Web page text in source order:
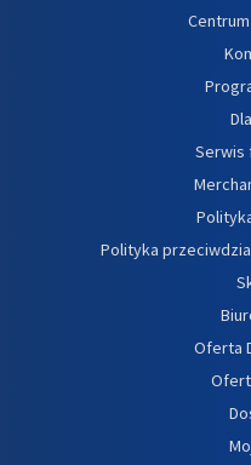
Serwis
Polityka
Oferta